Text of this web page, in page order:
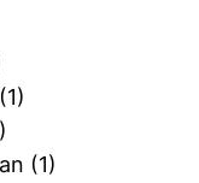
(1)
(1)